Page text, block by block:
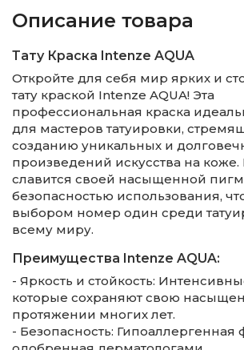
Описание товара
Тату Краска Intenze AQUA
Откройте для себя мир ярких и
тату краской Intenze AQUA! Эта
профессиональная краска
для мастеров татуировки,
созданию уникальных и
произведений искусства на коже.
славится своей насыщенной
безопасностью использования,
выбором номер один среди
всему миру.
Преимущества Intenze AQUA:
- Яркость и стойкость:
которые сохраняют свою
протяжении многих лет.
- Безопасность: Гипоаллергенная